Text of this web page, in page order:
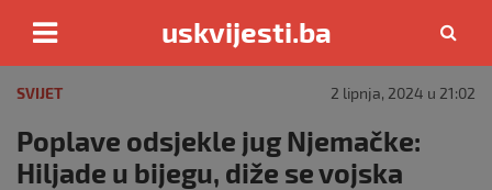
content
uskvijesti.ba
SVIJET 2 lipnja, 2024 u 21:02
Poplave odsjekle jug Njemačke:
Hiljade u bijegu, diže se vojska